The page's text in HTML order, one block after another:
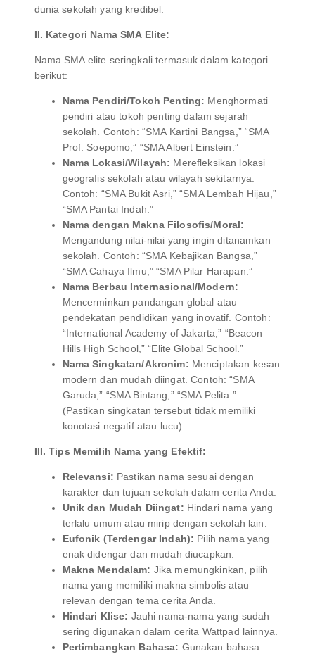
dunia sekolah yang kredibel.
II. Kategori Nama SMA Elite:
Nama SMA elite seringkali termasuk dalam kategori
berikut:
Nama Pendiri/Tokoh Penting: Menghormati
pendiri atau tokoh penting dalam sejarah
sekolah. Contoh: “SMA Kartini Bangsa,” “SMA
Prof. Soepomo,” “SMA Albert Einstein.”
Nama Lokasi/Wilayah: Merefleksikan lokasi
geografis sekolah atau wilayah sekitarnya.
Contoh: “SMA Bukit Asri,” “SMA Lembah Hijau,”
“SMA Pantai Indah.”
Nama dengan Makna Filosofis/Moral:
Mengandung nilai-nilai yang ingin ditanamkan
sekolah. Contoh: “SMA Kebajikan Bangsa,”
“SMA Cahaya Ilmu,” “SMA Pilar Harapan.”
Nama Berbau Internasional/Modern:
Mencerminkan pandangan global atau
pendekatan pendidikan yang inovatif. Contoh:
“International Academy of Jakarta,” “Beacon
Hills High School,” “Elite Global School.”
Nama Singkatan/Akronim: Menciptakan kesan
modern dan mudah diingat. Contoh: “SMA
Garuda,” “SMA Bintang,” “SMA Pelita.”
(Pastikan singkatan tersebut tidak memiliki
konotasi negatif atau lucu).
III. Tips Memilih Nama yang Efektif:
Relevansi: Pastikan nama sesuai dengan
karakter dan tujuan sekolah dalam cerita Anda.
Unik dan Mudah Diingat: Hindari nama yang
terlalu umum atau mirip dengan sekolah lain.
Eufonik (Terdengar Indah): Pilih nama yang
enak didengar dan mudah diucapkan.
Makna Mendalam: Jika memungkinkan, pilih
nama yang memiliki makna simbolis atau
relevan dengan tema cerita Anda.
Hindari Klise: Jauhi nama-nama yang sudah
sering digunakan dalam cerita Wattpad lainnya.
Pertimbangkan Bahasa: Gunakan bahasa